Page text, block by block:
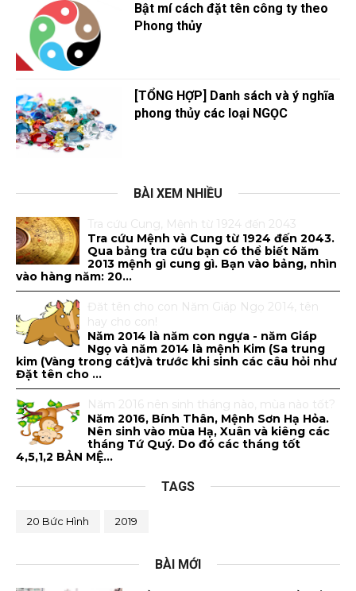
Bật mí cách đặt tên công ty theo
Phong thủy
[TỔNG HỢP] Danh sách và ý nghĩa
phong thủy các loại NGỌC
BÀI XEM NHIỀU
Tra cứu Cung, Mệnh từ 1924 đến 2043
Tra cứu Mệnh và Cung từ 1924 đến 2043.
Qua bảng tra cứu bạn có thể biết Năm
2013 mệnh gì cung gì. Bạn vào bảng, nhìn
vào hàng năm: 20...
Đăt tên cho con Năm Giáp Ngọ 2014, tên
hay cho con!
Năm 2014 là năm con ngựa - năm Giáp
Ngọ và năm 2014 là mệnh Kim (Sa trung
kim (Vàng trong cát)và trước khi sinh các câu hỏi như
Đặt tên cho ...
Năm 2016 nên sinh tháng nào, mùa nào tốt?
Năm 2016, Bính Thân, Mệnh Sơn Hạ Hỏa.
Nên sinh vào mùa Hạ, Xuân và kiêng các
tháng Tứ Quý. Do đó các tháng tốt
4,5,1,2 BẢN MỆ...
TAGS
20 Bức Hình 2019
BÀI MỚI